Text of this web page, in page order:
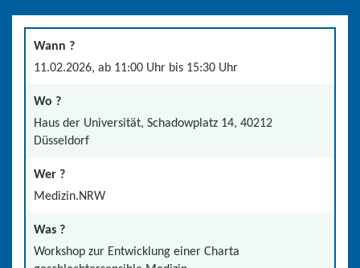
Wann ?
11.02.2026, ab 11:00 Uhr bis 15:30 Uhr
Wo ?
Haus der Universität, Schadowplatz 14, 40212
Düsseldorf
Wer ?
Medizin.NRW
Was ?
Workshop zur Entwicklung einer Charta